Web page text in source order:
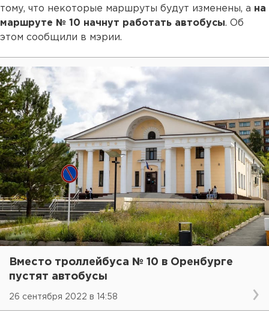
тому, что некоторые маршруты будут изменены, а на
маршруте № 10 начнут работать автобусы. Об
этом сообщили в мэрии.
Вместо троллейбуса № 10 в Оренбурге
пустят автобусы
26 сентября 2022 в 14:58